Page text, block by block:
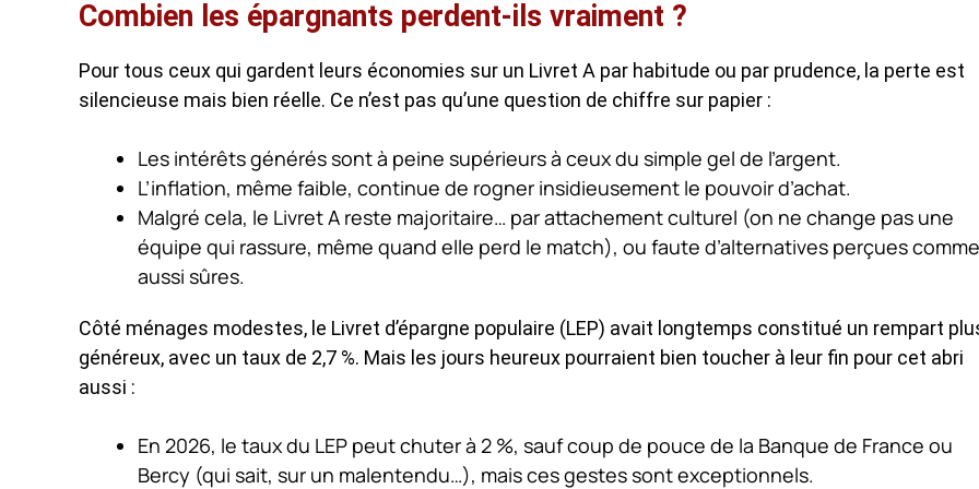
Combien les épargnants perdent-ils vraiment ?
Pour tous ceux qui gardent leurs économies sur un Livret A par habitude ou par prudence, la perte est
silencieuse mais bien réelle. Ce n’est pas qu’une question de chiffre sur papier :
Les intérêts générés sont à peine supérieurs à ceux du simple gel de l’argent.
L’inflation, même faible, continue de rogner insidieusement le pouvoir d’achat.
Malgré cela, le Livret A reste majoritaire… par attachement culturel (on ne change pas une
équipe qui rassure, même quand elle perd le match), ou faute d’alternatives perçues comme
aussi sûres.
Côté ménages modestes, le Livret d’épargne populaire (LEP) avait longtemps constitué un rempart
généreux, avec un taux de 2,7 %. Mais les jours heureux pourraient bien toucher à leur fin pour cet abri
aussi :
En 2026, le taux du LEP peut chuter à 2 %, sauf coup de pouce de la Banque de France ou
Bercy (qui sait, sur un malentendu…), mais ces gestes sont exceptionnels.